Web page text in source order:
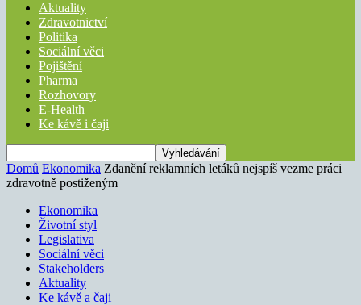
Aktuality
Zdravotnictví
Politika
Sociální věci
Pojištění
Pharma
Rozhovory
E-Health
Ke kávě i čaji
Domů Ekonomika Zdanění reklamních letáků nejspíš vezme práci
zdravotně postiženým
Ekonomika
Životní styl
Legislativa
Sociální věci
Stakeholders
Aktuality
Ke kávě a čaji